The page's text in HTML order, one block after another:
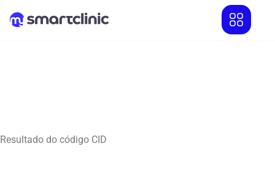
Resultado do código CID